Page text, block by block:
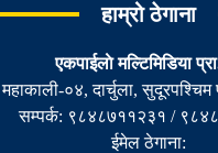
हाम्रो ठेगाना
एकपाईलाे मल्टिमिडिया
महाकाली-०४, दार्चुला,
सम्पर्क: ९८४८७११२३१ /
ईमेल ठेगाना: